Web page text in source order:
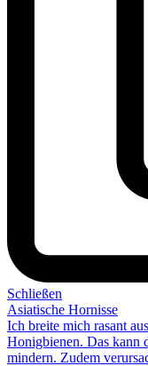
Schließen
Asiatische Hornisse
Ich breite mich rasant
Honigbienen. Das kann
mindern. Zudem